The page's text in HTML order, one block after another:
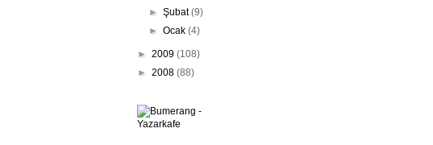
►Şubat(9)
►Ocak(4)
► 2009 (108)
► 2008 (88)